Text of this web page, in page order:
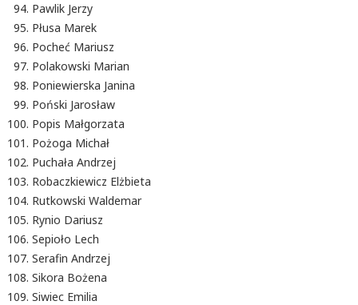
Pawlik Jerzy
Płusa Marek
Pocheć Mariusz
Polakowski Marian
Poniewierska Janina
Poński Jarosław
Popis Małgorzata
Pożoga Michał
Puchała Andrzej
Robaczkiewicz Elżbieta
Rutkowski Waldemar
Rynio Dariusz
Sepioło Lech
Serafin Andrzej
Sikora Bożena
Siwiec Emilia